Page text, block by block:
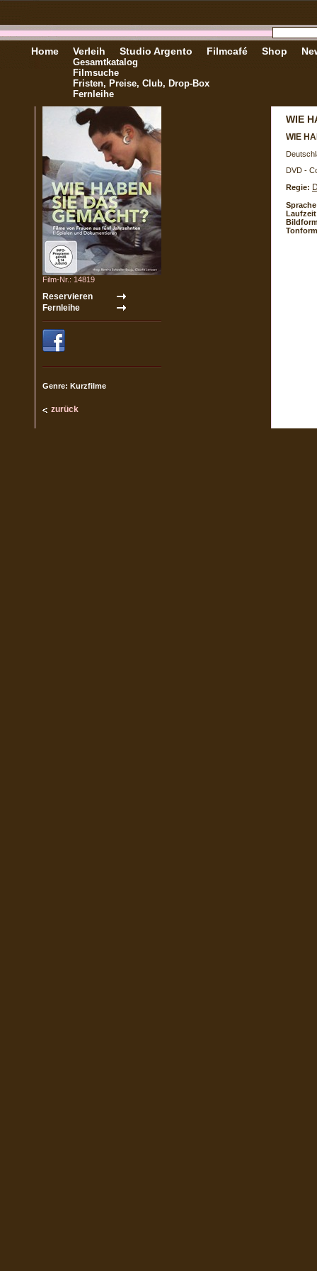
Home Verleih
Gesamtkatalog
Filmsuche
Fristen, Preise, Club, Drop-Box
Fernleihe
Studio Argento Filmcafé Shop
Film-Nr.: 14819
Genre: Kurzfilme
zurück
WIE
WIE
DVD -
Regie: